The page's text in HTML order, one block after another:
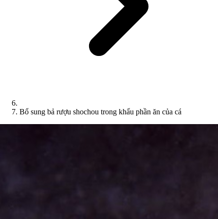
Bổ sung bả rượu shochou trong khẩu phần ăn của cá